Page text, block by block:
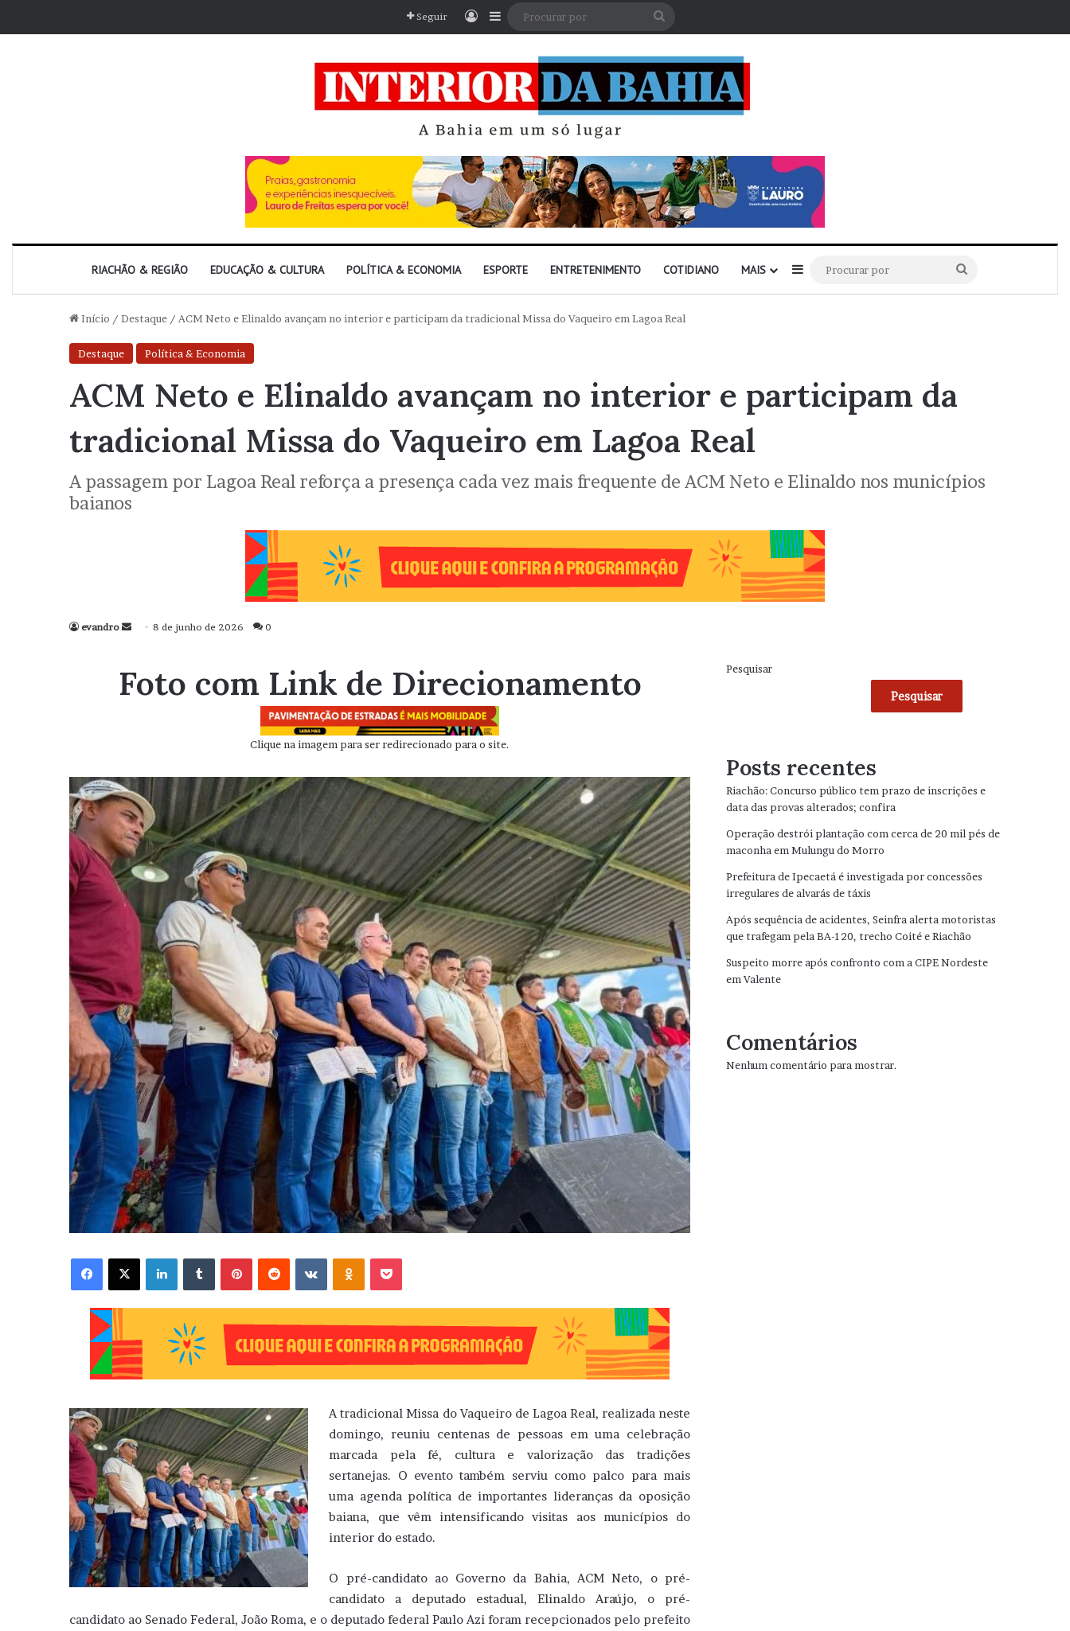
Seguir EntrarBarra Lateral
RIACHÃO & REGIÃO EDUCAÇÃO & CULTURA POLÍTICA & ECONOMIA ESPORTE ENTRETENIMENTO COTIDIANO MAIS Barra Lateral
por
Início / Destaque / ACM Neto e Elinaldo avançam no interior e participam da tradicional Missa do Vaqueiro em Lagoa Real
Destaque Política & Economia
ACM Neto e Elinaldo avançam no interior e participam da
tradicional Missa do Vaqueiro em Lagoa Real
A passagem por Lagoa Real reforça a presença cada vez mais frequente de ACM Neto e Elinaldo nos municípios
baianos
evandro
Mande
mail
8 de junho de 2026 0
Foto com Link de Direcionamento
Clique na imagem para ser redirecionado para o site.
Facebook X Linkedin VK OK
A tradicional Missa do Vaqueiro de Lagoa Real, realizada neste
domingo, reuniu centenas de pessoas em uma celebração
marcada pela fé, cultura e valorização das tradições
sertanejas. O evento também serviu como palco para mais
uma agenda política de importantes lideranças da oposição
baiana, que vêm intensificando visitas aos municípios do
interior do estado.
O pré-candidato ao Governo da Bahia, ACM Neto, o pré-
candidato a deputado estadual, Elinaldo Araújo, o pré-
candidato ao Senado Federal, João Roma, e o deputado federal Paulo Azi foram recepcionados pelo prefeito
Pesquisar
Pesquisar
Posts recentes
Riachão: Concurso público tem prazo de inscrições e
data das provas alterados; confira
Operação destrói plantação com cerca de 20 mil pés de
maconha em Mulungu do Morro
Prefeitura de Ipecaetá é investigada por concessões
irregulares de alvarás de táxis
Após sequência de acidentes, Seinfra alerta motoristas
que trafegam pela BA-120, trecho Coité e Riachão
Suspeito morre após confronto com a CIPE Nordeste
em Valente
Comentários
Nenhum comentário para mostrar.